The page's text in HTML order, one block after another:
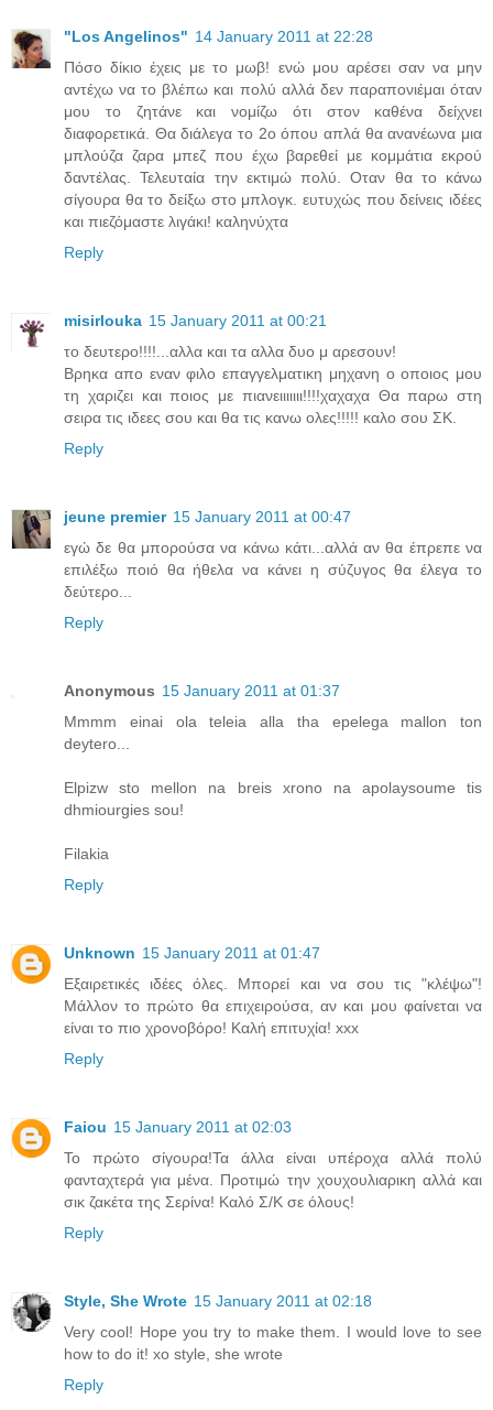
"Los Angelinos" 14 January 2011 at 22:28
Πόσο δίκιο έχεις με το μωβ! ενώ μου αρέσει σαν να μην
αντέχω να το βλέπω και πολύ αλλά δεν παραπονιέμαι όταν
μου το ζητάνε και νομίζω ότι στον καθένα δείχνει
διαφορετικά. Θα διάλεγα το 2ο όπου απλά θα ανανέωνα μια
μπλούζα ζαρα μπεζ που έχω βαρεθεί με κομμάτια εκρού
δαντέλας. Τελευταία την εκτιμώ πολύ. Οταν θα το κάνω
σίγουρα θα το δείξω στο μπλογκ. ευτυχώς που δείνεις ιδέες
και πιεζόμαστε λιγάκι! καληνύχτα
Reply
misirlouka 15 January 2011 at 00:21
το δευτερο!!!!...αλλα και τα αλλα δυο μ αρεσουν!
Βρηκα απο εναν φιλο επαγγελματικη μηχανη ο οποιος μου
τη χαριζει και ποιος με πιανειιιιιιι!!!!χαχαχα Θα παρω στη
σειρα τις ιδεες σου και θα τις κανω ολες!!!!! καλο σου ΣΚ.
Reply
jeune premier 15 January 2011 at 00:47
εγώ δε θα μπορούσα να κάνω κάτι...αλλά αν θα έπρεπε να
επιλέξω ποιό θα ήθελα να κάνει η σύζυγος θα έλεγα το
δεύτερο...
Reply
Anonymous 15 January 2011 at 01:37
Mmmm einai ola teleia alla tha epelega mallon ton
deytero...
Elpizw sto mellon na breis xrono na apolaysoume tis
dhmiourgies sou!
Filakia
Reply
Unknown 15 January 2011 at 01:47
Εξαιρετικές ιδέες όλες. Μπορεί και να σου τις "κλέψω"!
Μάλλον το πρώτο θα επιχειρούσα, αν και μου φαίνεται να
είναι το πιο χρονοβόρο! Καλή επιτυχία! xxx
Reply
Faiou 15 January 2011 at 02:03
Το πρώτο σίγουρα!Τα άλλα είναι υπέροχα αλλά πολύ
φανταχτερά για μένα. Προτιμώ την χουχουλιαρικη αλλά και
σικ ζακέτα της Σερίνα! Καλό Σ/Κ σε όλους!
Reply
Style, She Wrote 15 January 2011 at 02:18
Very cool! Hope you try to make them. I would love to see
how to do it! xo style, she wrote
Reply